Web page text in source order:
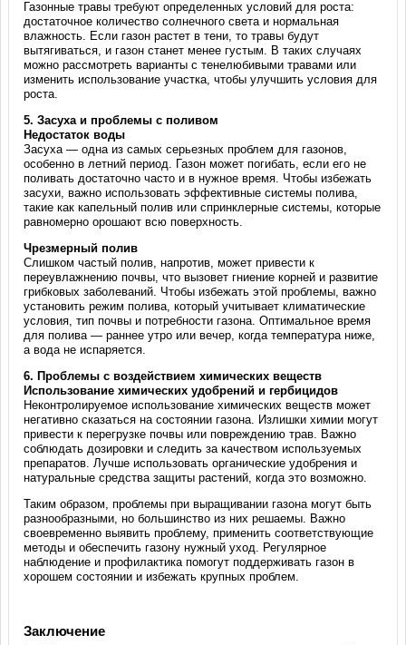
Газонные травы требуют определенных условий для роста:
достаточное количество солнечного света и нормальная
влажность. Если газон растет в тени, то травы будут
вытягиваться, и газон станет менее густым. В таких случаях
можно рассмотреть варианты с тенелюбивыми травами или
изменить использование участка, чтобы улучшить условия для
роста.
5.Засуха и проблемы с поливом
Недостаток воды
Засуха — одна из самых серьезных проблем для газонов,
особенно в летний период. Газон может погибать, если его не
поливать достаточно часто и в нужное время. Чтобы избежать
засухи, важно использовать эффективные системы полива,
такие как капельный полив или спринклерные системы, которые
равномерно орошают всю поверхность.
Чрезмерный полив
Слишком частый полив, напротив, может привести к
переувлажнению почвы, что вызовет гниение корней и развитие
грибковых заболеваний. Чтобы избежать этой проблемы, важно
установить режим полива, который учитывает климатические
условия, тип почвы и потребности газона. Оптимальное время
для полива — раннее утро или вечер, когда температура ниже,
а вода не испаряется.
6. Проблемы с воздействием химических веществ
Использование химических удобрений и гербицидов
Неконтролируемое использование химических веществ может
негативно сказаться на состоянии газона. Излишки химии могут
привести к перегрузке почвы или повреждению трав. Важно
соблюдать дозировки и следить за качеством используемых
препаратов. Лучше использовать органические удобрения и
натуральные средства защиты растений, когда это возможно.
Таким образом, проблемы при выращивании газона могут быть
разнообразными, но большинство из них решаемы. Важно
своевременно выявить проблему, применить соответствующие
методы и обеспечить газону нужный уход. Регулярное
наблюдение и профилактика помогут поддерживать газон в
хорошем состоянии и избежать крупных проблем.
Заключение